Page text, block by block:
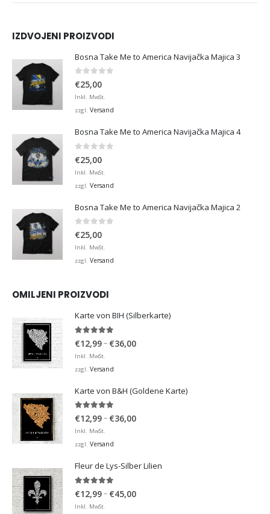
IZDVOJENI PROIZVODI
Bosna Take Me to America Navijačka Majica 3
0 von 5
€25,00
Inkl. MwSt.
zzgl. Versand
Bosna Take Me to America Navijačka Majica 4
€25,00
Inkl. MwSt.
zzgl. Versand
Bosna Take Me to America Navijačka Majica 2
0 von 5
€25,00
Inkl. MwSt.
zzgl. Versand
OMILJENI PROIZVODI
Karte von BIH (Silberkarte)
€12,99– €36,00Preisspanne:
Inkl. MwSt.
zzgl. Versand
Karte von B&H (Goldene Karte)
4.98von 5
€12,99– €36,00Preisspanne:
Inkl. MwSt.
zzgl. Versand
Fleur de Lys-Silber Lilien
€12,99– €45,00Preisspanne:
Inkl. MwSt.